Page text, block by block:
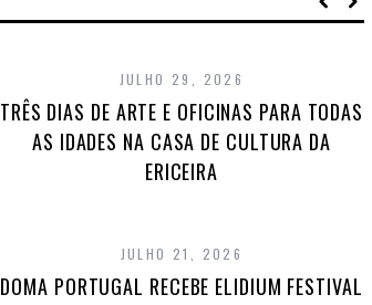
JULHO 29, 2026
TRÊS DIAS DE ARTE E OFICINAS PARA TODAS
AS IDADES NA CASA DE CULTURA DA
ERICEIRA
JULHO 21, 2026
DOMA PORTUGAL RECEBE ELIDIUM FESTIVAL